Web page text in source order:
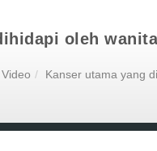
oleh
Video Kanser utama yang